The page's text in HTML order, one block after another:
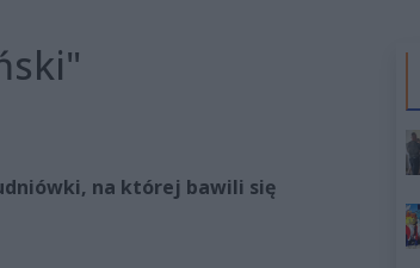
na której bawili się